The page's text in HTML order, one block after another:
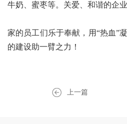
牛奶、蜜枣等。关爱、和谐的企
家的员工们乐于奉献，用“热血”
的建设助一臂之力！
上一篇